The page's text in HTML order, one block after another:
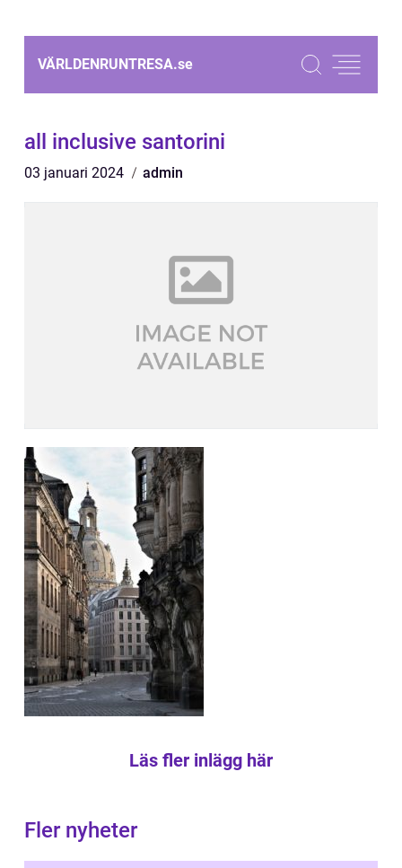
VÄRLDENRUNTRESA.se
all inclusive santorini
03 januari 2024 admin
Läs fler inlägg här
Fler nyheter